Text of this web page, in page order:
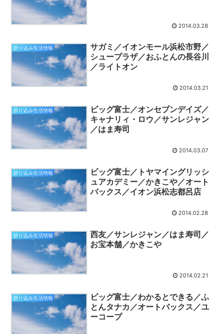
2014.03.28
折り込み生活情報
サガミ／イオンモール浜松市野／
シュープラザ／おふとんの長谷川
／ライトオン
2014.03.21
折り込み生活情報
ビッグ富士／オンセブンデイズ／
キャナリィ・ロウ／サンレジャン
／はま寿司
2014.03.07
折り込み生活情報
ビッグ富士／トヤマイングリッシ
ュアカデミー／かきこや／オート
バックス／イオン浜松志都呂店
2014.02.28
折り込み生活情報
西友／サンレジャン／はま寿司／
お宝本舗／かきこや
2014.02.21
折り込み生活情報
ビッグ富士／わかるとできる／ふ
とんタナカ／オートバックス／ユ
ーコープ